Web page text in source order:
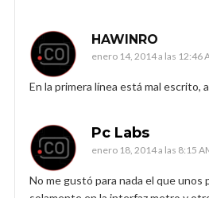
HAWINRO
enero 14, 2014 a las 12:46
En la primera línea está mal escrito,
Pc Labs
enero 18, 2014 a las 8:15
No me gustó para nada el que unos